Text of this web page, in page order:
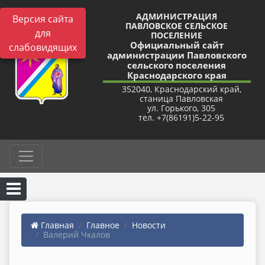
Версия сайта
для
слабовидящих
АДМИНИСТРАЦИЯ
ПАВЛОВСКОЕ СЕЛЬСКОЕ
ПОСЕЛЕНИЕ
Официальный сайт
администрации Павловского
сельского поселения
Краснодарского края
352040, Краснодарский край,
станица Павловская
ул. Горького, 305
тел. +7(86191)5-22-95
Главная Главное
Новости
Валерий Чкалов